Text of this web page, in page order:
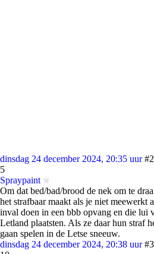
dinsdag 24 december 2024, 20:35 uur #2
5
Spraypaint
Om dat bed/bad/brood de nek om te
het strafbaar maakt als je niet meewerkt
inval doen in een bbb opvang en die lui
Letland plaatsten. Als ze daar hun straf
gaan spelen in de Letse sneeuw.
dinsdag 24 december 2024, 20:38 uur #3